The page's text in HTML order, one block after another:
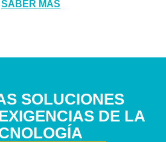
SABER MÁS
SOLUCIONES
DE LA